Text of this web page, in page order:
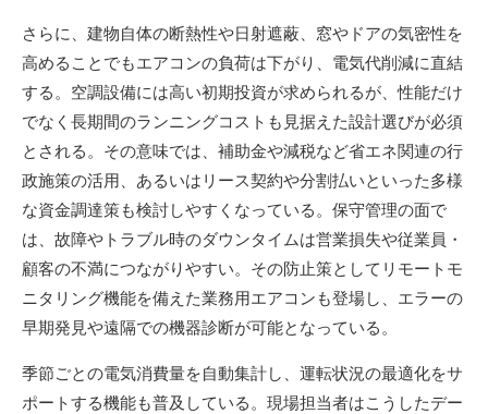
さらに、建物自体の断熱性や日射遮蔽、窓やドアの気密性を
高めることでもエアコンの負荷は下がり、電気代削減に直結
する。空調設備には高い初期投資が求められるが、性能だけ
でなく長期間のランニングコストも見据えた設計選びが必須
とされる。その意味では、補助金や減税など省エネ関連の行
政施策の活用、あるいはリース契約や分割払いといった多様
な資金調達策も検討しやすくなっている。保守管理の面で
は、故障やトラブル時のダウンタイムは営業損失や従業員・
顧客の不満につながりやすい。その防止策としてリモートモ
ニタリング機能を備えた業務用エアコンも登場し、エラーの
早期発見や遠隔での機器診断が可能となっている。
季節ごとの電気消費量を自動集計し、運転状況の最適化をサ
ポートする機能も普及している。現場担当者はこうしたデー